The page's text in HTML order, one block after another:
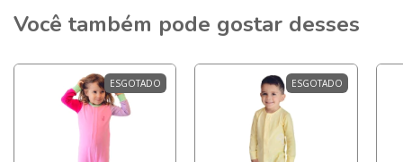
Você também pode gostar desses
ESGOTADO ESGOTADO